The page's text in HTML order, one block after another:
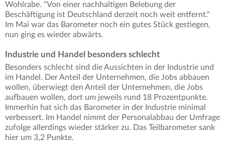
Wohlrabe. "Von einer nachhaltigen Belebung der
Beschäftigung ist Deutschland derzeit noch weit entfernt."
Im Mai war das Barometer noch ein gutes Stück gestiegen,
nun ging es wieder abwärts.
Industrie und Handel besonders schlecht
Besonders schlecht sind die Aussichten in der Industrie und
im Handel. Der Anteil der Unternehmen, die Jobs abbauen
wollen, überwiegt den Anteil der Unternehmen, die Jobs
aufbauen wollen, dort um jeweils rund 18 Prozentpunkte.
Immerhin hat sich das Barometer in der Industrie minimal
verbessert. Im Handel nimmt der Personalabbau der Umfrage
zufolge allerdings wieder stärker zu. Das Teilbarometer sank
hier um 3,2 Punkte.